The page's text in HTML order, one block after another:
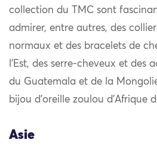
collection du TMC sont
admirer, entre autres, des
normaux et des bracelets de
l’Est, des serre-cheveux et des
du Guatemala et de la
bijou d’oreille zoulou d’Afrique
Asie